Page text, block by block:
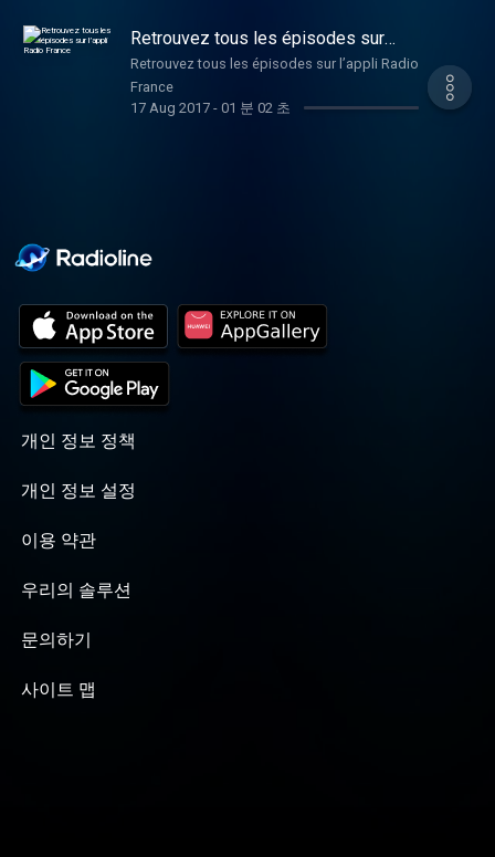
Retrouvez tous les épisodes sur
l’appli Radio France
Retrouvez tous les épisodes sur l’appli Radio
France
17 Aug 2017- 01 분 02 초
개인 정보 정책
개인 정보 설정
이용 약관
우리의 솔루션
문의하기
사이트 맵